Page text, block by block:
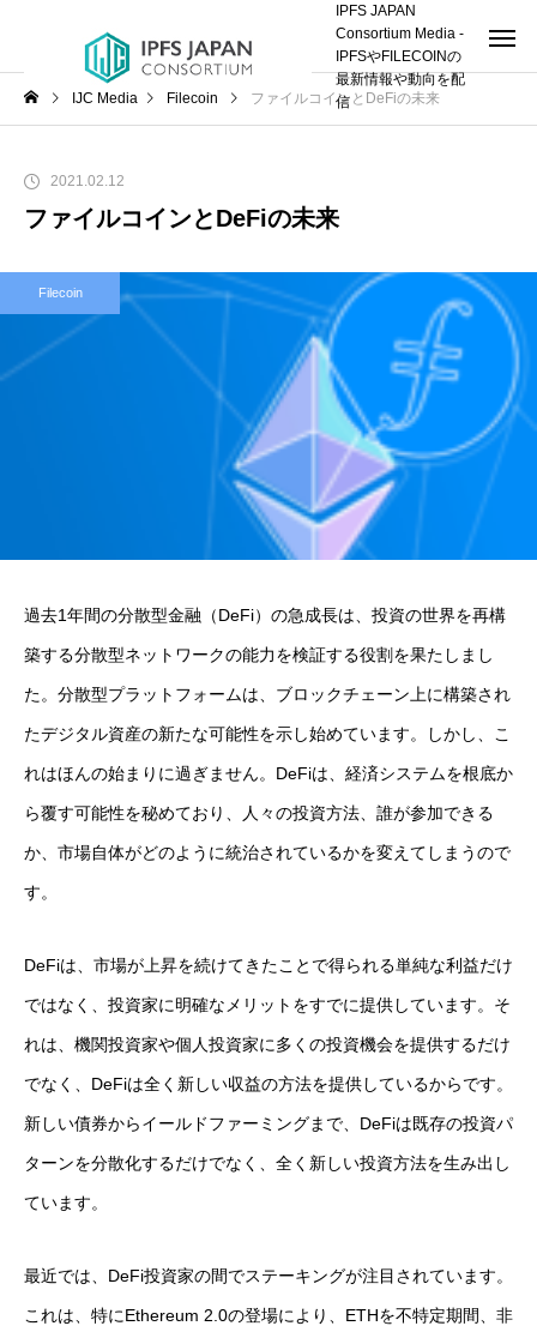
IPFS JAPAN
Consortium Media -
IPFSやFILECOINの
最新情報や動向を配
信
IJC Media Filecoin ファイルコインとDeFiの未来
2021.02.12
ファイルコインとDeFiの未来
Filecoin
過去1年間の分散型金融（DeFi）の急成長は、投資の世界を再構
築する分散型ネットワークの能力を検証する役割を果たしまし
た。分散型プラットフォームは、ブロックチェーン上に構築され
たデジタル資産の新たな可能性を示し始めています。しかし、こ
れはほんの始まりに過ぎません。DeFiは、経済システムを根底か
ら覆す可能性を秘めており、人々の投資方法、誰が参加できる
か、市場自体がどのように統治されているかを変えてしまうので
す。
DeFiは、市場が上昇を続けてきたことで得られる単純な利益だけ
ではなく、投資家に明確なメリットをすでに提供しています。そ
れは、機関投資家や個人投資家に多くの投資機会を提供するだけ
でなく、DeFiは全く新しい収益の方法を提供しているからです。
新しい債券からイールドファーミングまで、DeFiは既存の投資パ
ターンを分散化するだけでなく、全く新しい投資方法を生み出し
ています。
最近では、DeFi投資家の間でステーキングが注目されています。
これは、特にEthereum 2.0の登場により、ETHを不特定期間、非